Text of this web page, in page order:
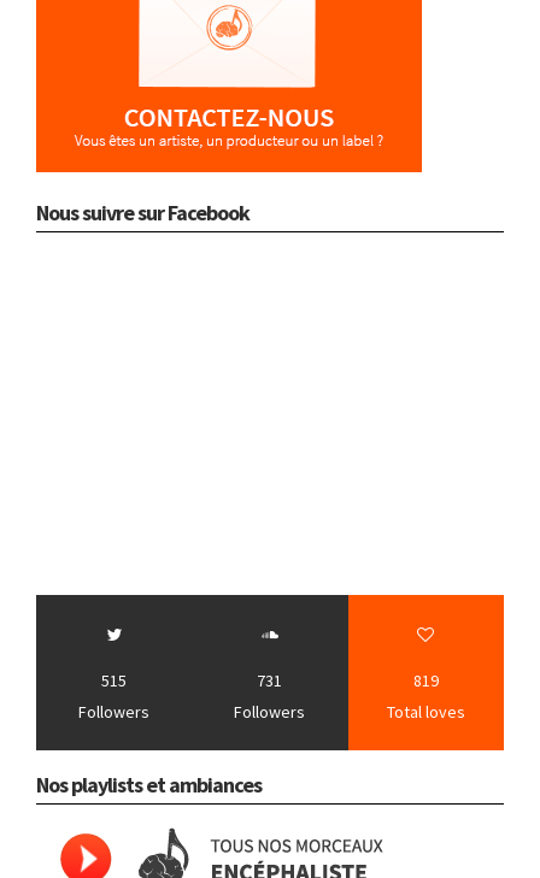
Nous suivre sur Facebook
515
Followers
731
Followers
819
Total loves
Nos playlists et ambiances